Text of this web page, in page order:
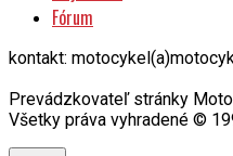
Fórum
kontakt:
Prevádzkovateľ stránky
Všetky práva vyhradené ©